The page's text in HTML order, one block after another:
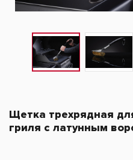
Щетка трехрядная
гриля с латунным